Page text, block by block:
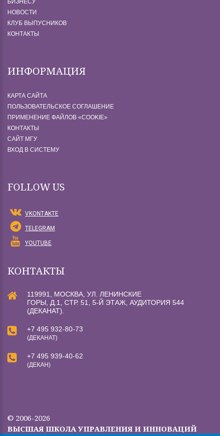
БИЗНЕСУ
НОВОСТИ
КЛУБ ВЫПУСНИКОВ
КОНТАКТЫ
ИНФОРМАЦИЯ
КАРТА САЙТА
ПОЛЬЗОВАТЕЛЬСКОЕ СОГЛАШЕНИЕ
ПРИМЕНЕНИЕ ФАЙЛОВ «СOOKIE»
КОНТАКТЫ
САЙТ МГУ
ВХОД В СИСТЕМУ
FOLLOW US
VKONTAKTE
TELEGRAM
YOUTUBE
КОНТАКТЫ
119991, МОСКВА, УЛ. ЛЕНИНСКИЕ
ГОРЫ, Д.1, СТР. 51, 5-Й ЭТАЖ, АУДИТОРИЯ 544
(ДЕКАНАТ).
+7 495 932-80-73
(ДЕКАНАТ)
+7 495 939-40-62
(ДЕКАН)
© 2006-2026
ВЫСШАЯ ШКОЛА УПРАВЛЕНИЯ И ИННОВАЦИЙ